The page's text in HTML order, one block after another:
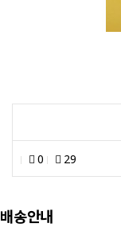
0 29
배송안내